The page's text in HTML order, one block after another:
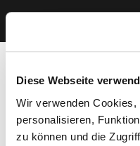
Diese Webseite
Wir verwenden
personalisieren,
zu können und die